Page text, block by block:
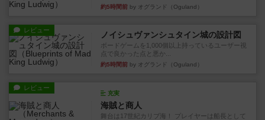
約5時間前 by オグランド（Oguland）
レビュー ノイシュヴァンシュタイン城の設計図
ボードゲームを1,000個以上持っているユーザー視
点で良かった点と悪か...
約5時間前 by オグランド（Oguland）
レビュー
充実
海賊と商人
舞台は17世紀カリブ海！ プレイヤーは船長として